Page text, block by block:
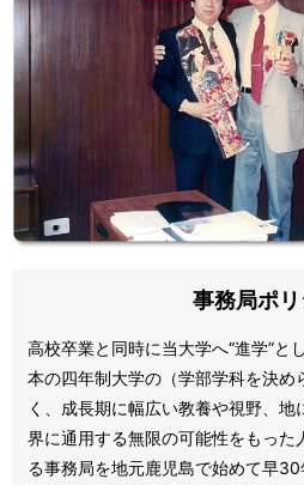
事務局ポ
高校卒業と同時に当大学へ“進学”と
本の四年制大学の（学部学科を決め
く、成長期に幅広い教養や視野、
界に通用する無限の可能性をもった
る事務局を地元鹿児島で始めて早